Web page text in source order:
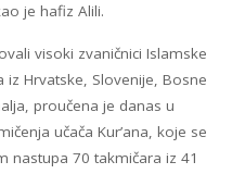
je hafiz Alili.
visoki zvaničnici Islamske
iz Hrvatske, Slovenije, Bosne
proučena je danas u
učača Kur’ana, koje se
nastupa 70 takmičara iz 41